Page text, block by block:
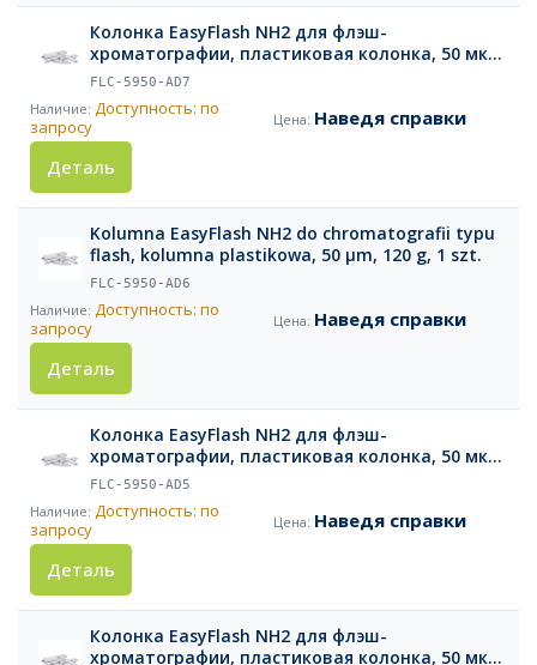
Колонка EasyFlash NH2 для флэш-
хроматографии, пластиковая колонка, 50 мкм,
220 г, 1 шт.
FLC-5950-AD7
Доступность: по
запросу
Наведя справки
Деталь
Kolumna EasyFlash NH2 do chromatografii typu
flash, kolumna plastikowa, 50 µm, 120 g, 1 szt.
FLC-5950-AD6
Доступность: по
запросу
Наведя справки
Деталь
Колонка EasyFlash NH2 для флэш-
хроматографии, пластиковая колонка, 50 мкм,
80 г, 1 шт.
FLC-5950-AD5
Доступность: по
запросу
Наведя справки
Деталь
Колонка EasyFlash NH2 для флэш-
хроматографии, пластиковая колонка, 50 мкм,